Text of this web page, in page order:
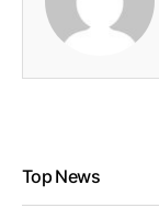
Top News